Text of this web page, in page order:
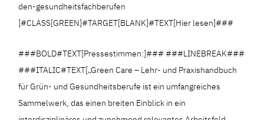
den-gesundheitsfachberufen
]#CLASS[GREEN]#TARGET[BLANK]#TEXT[Hier lesen]###
###BOLD#TEXT[Pressestimmen:]### ###LINEBREAK###
###ITALIC#TEXT[„Green Care – Lehr- und Praxishandbuch
für Grün- und Gesundheitsberufe ist ein umfangreiches
Sammelwerk, das einen breiten Einblick in ein